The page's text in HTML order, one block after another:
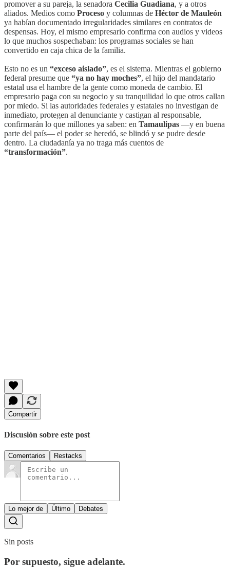
promover a su pareja, la senadora Cecilia Guadiana, y a otros
aliados. Medios como Proceso y columnas de Héctor de Mauleón
ya habían documentado irregularidades similares en contratos de
despensas. Hoy, el mismo empresario confirma con audios y videos
lo que muchos sospechaban: los programas sociales se han
convertido en caja chica de la familia.
Esto no es un “exceso aislado”, es el sistema. Mientras el gobierno
federal presume que “ya no hay moches”, el hijo del mandatario
estatal usa el hambre de la gente como moneda de cambio. El
empresario paga con su negocio y su tranquilidad lo que otros callan
por miedo. Si las autoridades federales y estatales no investigan de
inmediato, protegen al denunciante y castigan al responsable,
confirmarán lo que millones ya saben: en Tamaulipas —y en buena
parte del país— el poder se heredó, se blindó y se pudre desde
dentro. La ciudadanía ya no traga más cuentos de
“transformación”.
Compartir
Discusión sobre este post
Comentarios Restacks
Lo mejor de Último Debates
Sin posts
Por supuesto, sigue adelante.